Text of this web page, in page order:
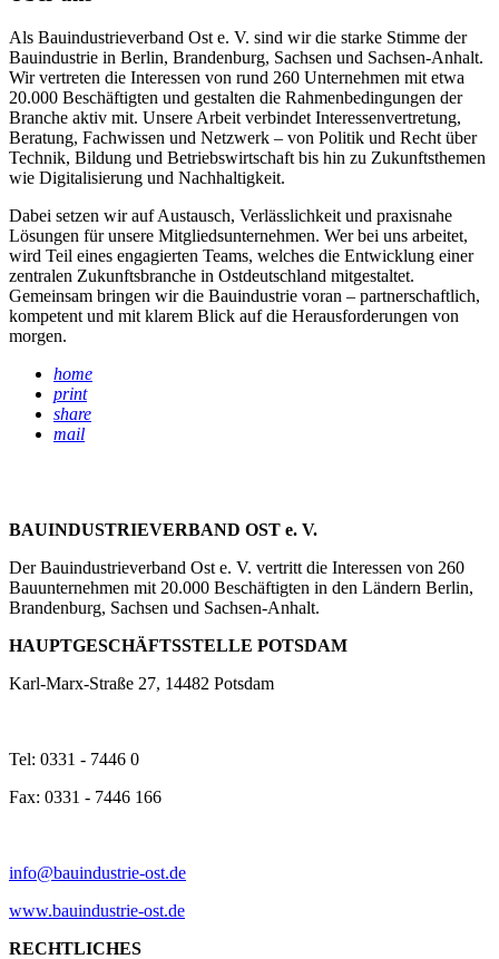
Als Bauindustrieverband Ost e. V. sind wir die starke Stimme der
Bauindustrie in Berlin, Brandenburg, Sachsen und Sachsen-Anhalt.
Wir vertreten die Interessen von rund 260 Unternehmen mit etwa
20.000 Beschäftigten und gestalten die Rahmenbedingungen der
Branche aktiv mit. Unsere Arbeit verbindet Interessenvertretung,
Beratung, Fachwissen und Netzwerk – von Politik und Recht über
Technik, Bildung und Betriebswirtschaft bis hin zu Zukunftsthemen
wie Digitalisierung und Nachhaltigkeit.
Dabei setzen wir auf Austausch, Verlässlichkeit und praxisnahe
Lösungen für unsere Mitgliedsunternehmen. Wer bei uns arbeitet,
wird Teil eines engagierten Teams, welches die Entwicklung einer
zentralen Zukunftsbranche in Ostdeutschland mitgestaltet.
Gemeinsam bringen wir die Bauindustrie voran – partnerschaftlich,
kompetent und mit klarem Blick auf die Herausforderungen von
morgen.
home
print
share
mail
BAUINDUSTRIEVERBAND OST e. V.
Der Bauindustrieverband Ost e. V. vertritt die Interessen von 260
Bauunternehmen mit 20.000 Beschäftigten in den Ländern Berlin,
Brandenburg, Sachsen und Sachsen-Anhalt.
HAUPTGESCHÄFTSSTELLE POTSDAM
Karl-Marx-Straße 27, 14482 Potsdam
Tel: 0331 - 7446 0
Fax: 0331 - 7446 166
info@bauindustrie-ost.de
www.bauindustrie-ost.de
RECHTLICHES